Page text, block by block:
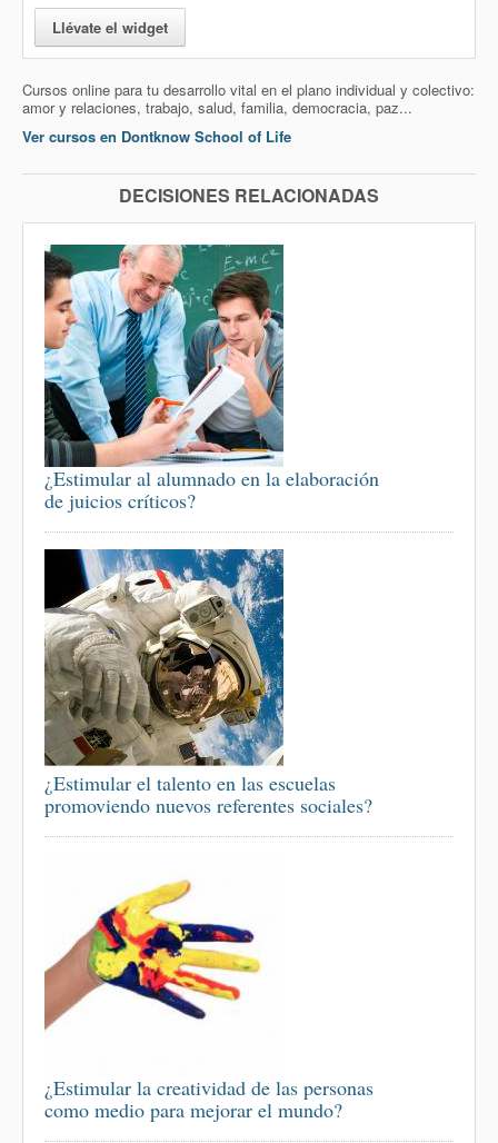
Llévate el widget
Cursos online para tu desarrollo vital en el plano individual y colectivo:
amor y relaciones, trabajo, salud, familia, democracia, paz...
Ver cursos en Dontknow School of Life
DECISIONES RELACIONADAS
¿Estimular al alumnado en la elaboración
de juicios críticos?
¿Estimular el talento en las escuelas
promoviendo nuevos referentes sociales?
¿Estimular la creatividad de las personas
como medio para mejorar el mundo?